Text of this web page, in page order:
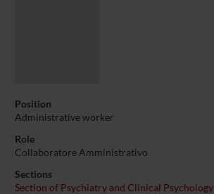
Position
Administrative worker
Role
Collaboratore Amministrativo
Sections
Section of Psychiatry and Clinical Psychology